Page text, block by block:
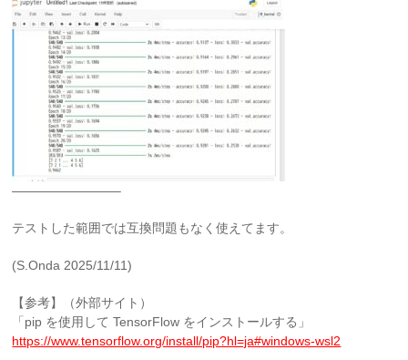
————————–
テストした範囲では互換問題もなく使えてます。
(S.Onda 2025/11/11)
【参考】（外部サイト）
「pip を使用して TensorFlow をインストールする」
https://www.tensorflow.org/install/pip?hl=ja#windows-wsl2